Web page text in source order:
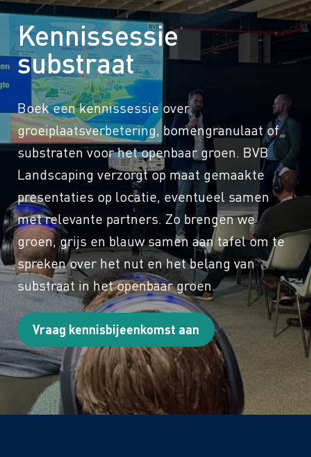
Kennissessie
substraat
Boek een kennissessie over
groeiplaatsverbetering, bomengranulaat of
substraten voor het openbaar groen. BVB
Landscaping verzorgt op maat gemaakte
presentaties op locatie, eventueel samen
met relevante partners. Zo brengen we
groen, grijs en blauw samen aan tafel om te
spreken over het nut en het belang van
substraat in het openbaar groen.
Vraag kennisbijeenkomst aan